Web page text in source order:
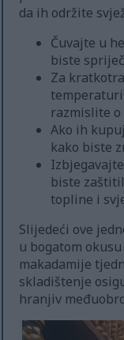
da ih održite
Čuvajte u
biste
Za
razmislite
Ako ih
kako biste
biste
topline i
Slijedeći ove
u bogatom
makadamije
skladištenje
hranjiv